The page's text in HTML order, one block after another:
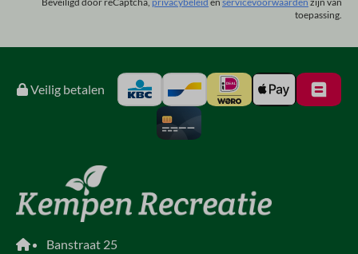
toepassing.
Veilig betalen
Banstraat 25